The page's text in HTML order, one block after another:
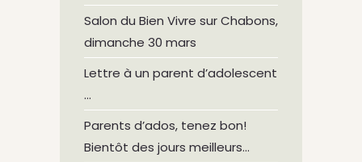
Salon du Bien Vivre sur Chabons,
dimanche 30 mars
Lettre à un parent d’adolescent
…
Parents d’ados, tenez bon!
Bientôt des jours meilleurs…